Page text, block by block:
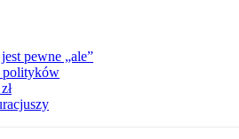
pewne „ale”
polityków